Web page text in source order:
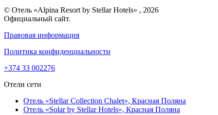
© Отель «Alpina Resort by Stellar Hotels» , 2026
Официальный сайт.
Правовая информация
Политика конфиденциальности
+374 33 002276
Отели сети
Отель «Stellar Collection Chalet», Красная Поляна
Отель «Solar by Stellar Hotels», Красная Поляна